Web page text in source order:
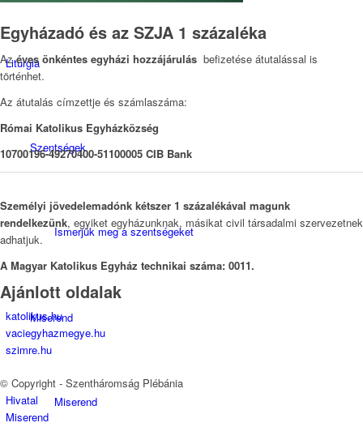
Liturgia
Szentségek
Ismerjük meg a szentségeket
Miserend
Miserend
Egyházadó és az SZJA 1 százaléka
Azéves önkéntes egyházi hozzájárulás befizetése átutalással is
történhet.
Az átutalás címzettje és számlaszáma:
Római Katolikus Egyházközség
10700196-49270400-51100005 CIB Bank
Személyi jövedelemadónk kétszer 1 százalékával magunk
rendelkezünk, egyiket egyházunknak, másikat civil társadalmi szervezetnek
adhatjuk.
A Magyar Katolikus Egyház technikai száma: 0011.
Ajánlott oldalak
katolikus.hu
vaciegyhazmegye.hu
szimre.hu
© Copyright - Szentháromság Plébánia
Hivatal
Miserend